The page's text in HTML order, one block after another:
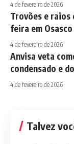
4 de fevereiro de 2026
Trovões e raios
feira em Osasco
4 de fevereiro de 2026
Anvisa veta
condensado e
4 de fevereiro de 2026
Talvez